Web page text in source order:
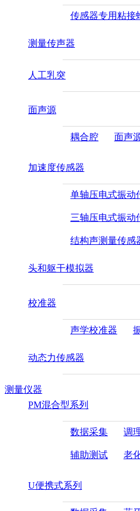
传感器专用粘接
测量传声器
人工乳突
面声源
耦合腔 面声
加速度传感器
单轴压电式振动
三轴压电式振动
结构声测量传感
头和躯干模拟器
校准器
声学校准器
动态力传感器
测量仪器
PM混合型系列
数据采集 调
辅助测试 老
U便携式系列